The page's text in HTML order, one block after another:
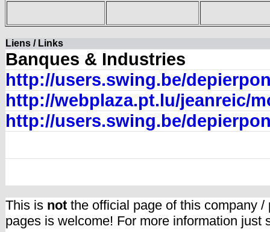
Liens / Links
Banques & Industries
http://users.swing.be/
http://webplaza.pt.lu/jeanreic/
http://users.swing.be/
This is not the official page of this company
pages is welcome! For more information just